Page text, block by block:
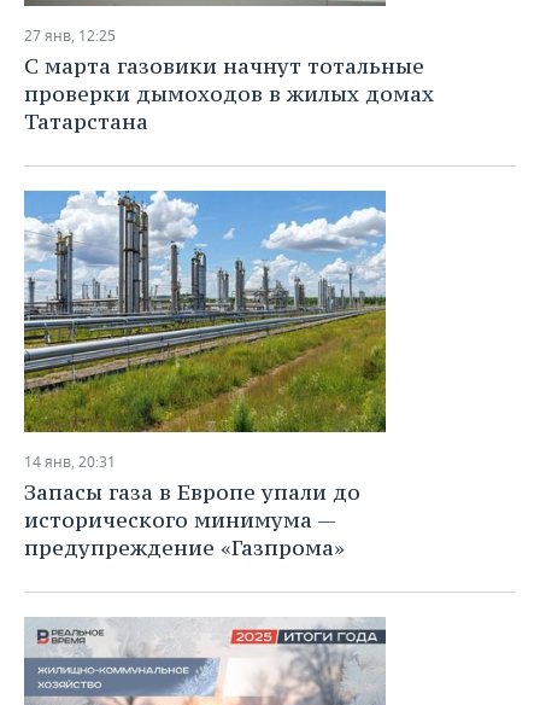
27 янв, 12:25
С марта газовики начнут тотальные
проверки дымоходов в жилых домах
Татарстана
14 янв, 20:31
Запасы газа в Европе упали до
исторического минимума —
предупреждение «Газпрома»